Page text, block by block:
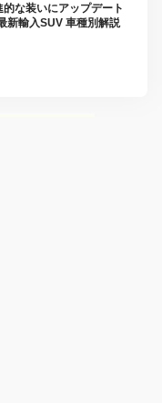
な装いにアップデート
新輸入SUV 車種別解説